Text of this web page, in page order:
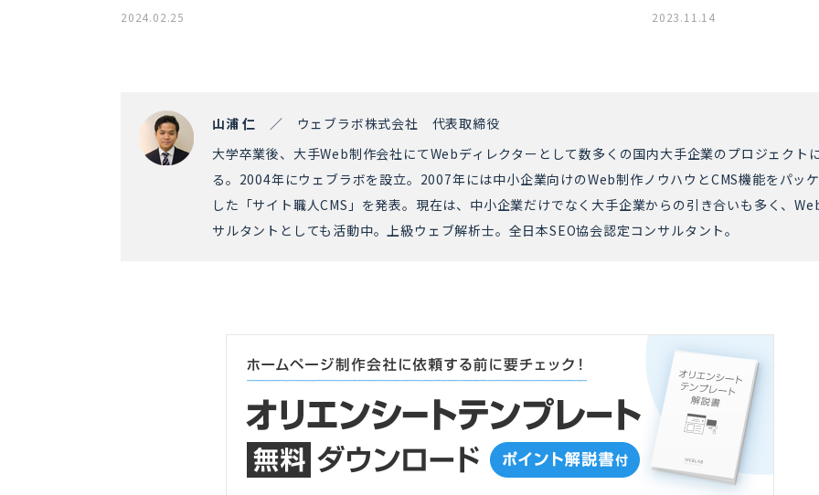
2024.02.25 2023.11.14
山浦 仁 ／ ウェブラボ株式会社 代表取締役
大学卒業後、大手Web制作会社にてWebディレクターとして数多くの国内大手企業のプロジェクト
る。2004年にウェブラボを設立。2007年には中小企業向けのWeb制作ノウハウとCMS機能をパッ
した「サイト職人CMS」を発表。現在は、中小企業だけでなく大手企業からの引き合いも多く、
サルタントとしても活動中。上級ウェブ解析士。全日本SEO協会認定コンサルタント。